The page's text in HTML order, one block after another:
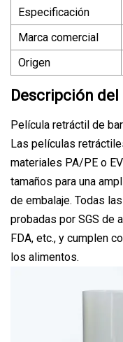
Especificación
Marca comercial
Origen
Descripción
Película retráctil de
Las películas
materiales PA/PE o
tamaños para una
de embalaje. Todas
probadas por SGS de
FDA, etc., y cumplen
los alimentos.